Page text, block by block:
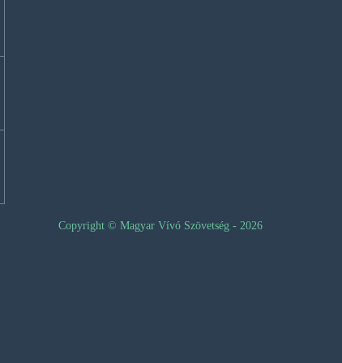
Copyright © Magyar Vívó Szövetség - 2026